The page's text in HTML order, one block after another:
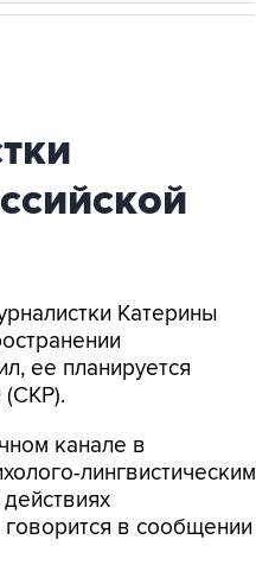
Катерины
ее планируется
(СКР).
канале в
лингвистическим
в сообщении